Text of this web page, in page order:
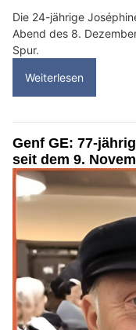
Die 24-jährige
Abend des 8.
Spur.
Weiterlesen
Genf GE: 77-
seit dem 9.